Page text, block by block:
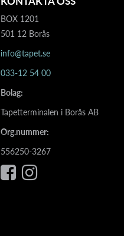
BOX 1201
501 12 Borås
info@tapet.se
033-12 54 00
Bolag:
Tapetterminalen i Borås AB
Org.nummer:
556250-3267